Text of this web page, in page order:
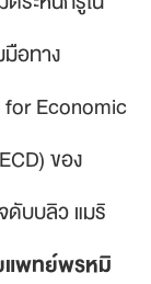
อทาง
Economic
ของ
ดับบลิว แมริ
แพทย์พรหมิ